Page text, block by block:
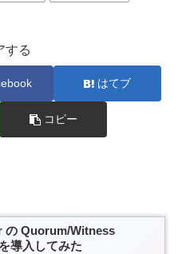
する
はてブ
コピー
の Quorum/Witness
導入してみた